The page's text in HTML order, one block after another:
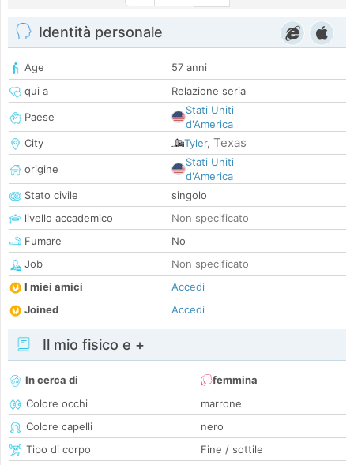
Identità personale
Age
57 anni
qui a
Relazione seria
Paese
Stati Uniti
d'America
City
Tyler, Texas
origine
Stati Uniti
d'America
Stato civile
singolo
livello accademico
Non specificato
Fumare
No
Job
Non specificato
I miei amici
Accedi
Joined
Accedi
Il mio fisico e +
In cerca di
femmina
Colore occhi
marrone
Colore capelli
nero
Tipo di corpo
Fine / sottile